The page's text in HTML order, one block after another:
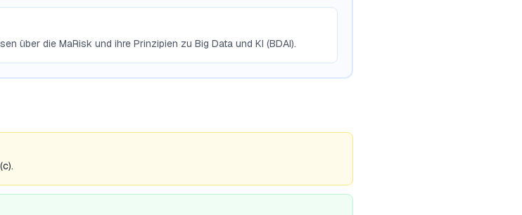
über die MaRisk und ihre Prinzipien zu Big Data und KI (BDAI).